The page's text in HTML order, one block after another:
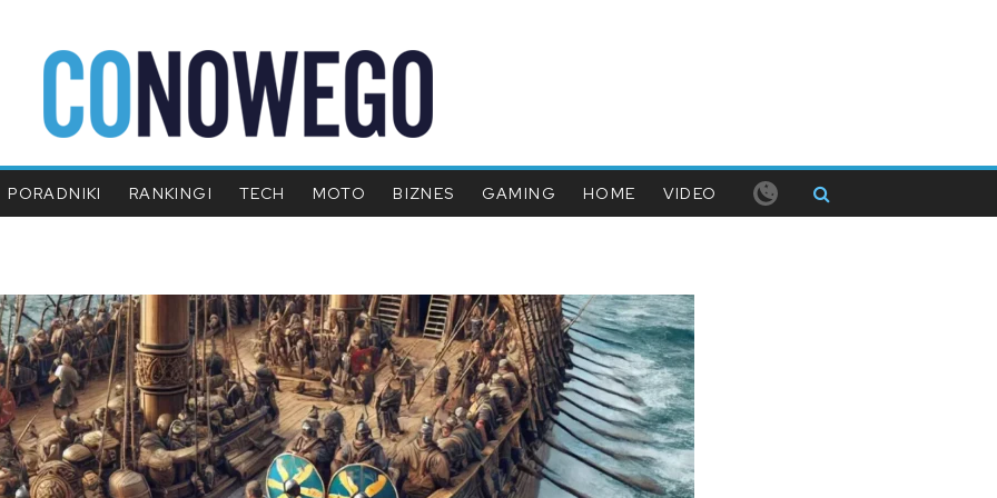
PORADNIKI RANKINGI TECH MOTO BIZNES GAMING HOME VIDEO